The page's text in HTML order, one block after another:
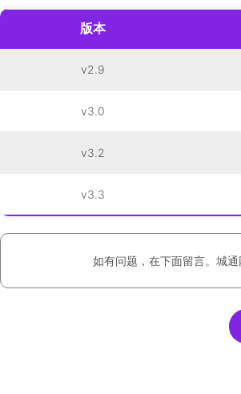
版本
v2.9
v3.0
v3.2
v3.3
如有问题，在下面留言。城